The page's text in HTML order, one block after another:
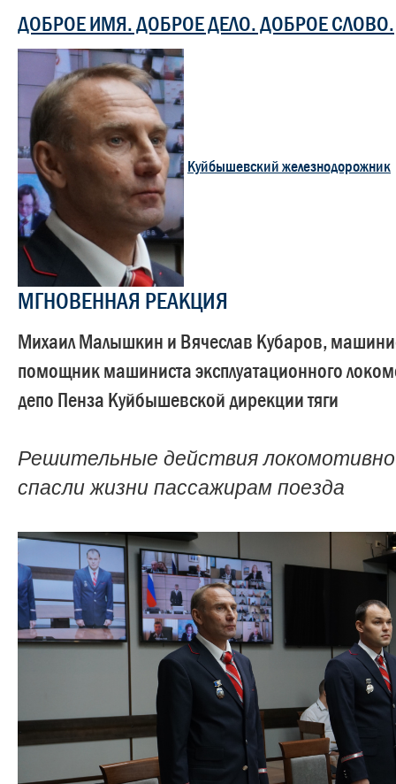
ДОБРОЕ ИМЯ. ДОБРОЕ ДЕЛО. ДОБРОЕ СЛОВО.
Куйбышевский железнодорожник
МГНОВЕННАЯ РЕАКЦИЯ
Михаил Малышкин и Вячеслав Кубаров,
помощник машиниста эксплуатационного
депо Пенза Куйбышевской дирекции тяги
Решительные действия
спасли жизни пассажирам поезда